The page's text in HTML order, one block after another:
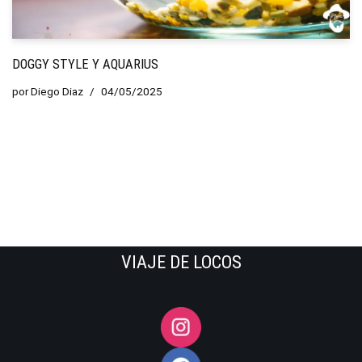
DOGGY STYLE Y AQUARIUS
porDiego Diaz 04/05/2025
VIAJE DE LOCOS